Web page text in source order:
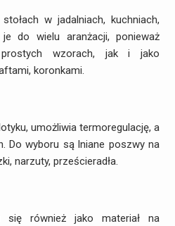
w jadalniach, kuchniach,
do wielu aranżacji, ponieważ
wzorach, jak i jako
koronkami.
umożliwia termoregulację, a
Do wyboru są lniane poszwy na
narzuty, prześcieradła.
się również jako materiał na